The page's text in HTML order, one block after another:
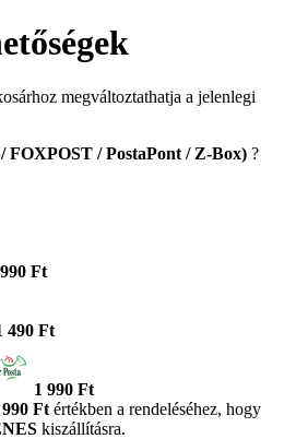
megváltoztathatja a jelenlegi
FOXPOST / PostaPont / Z-Box) ?
990 Ft
490 Ft
1 990 Ft
990 Ft értékben a rendeléséhez, hogy
kiszállításra.